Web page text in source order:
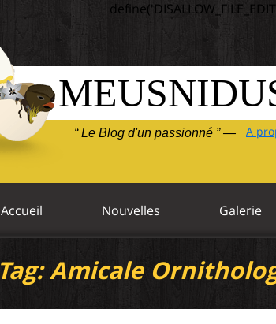
“ Le Blog d'un passionné ” — A
Accueil Nouvelles Galerie
Tag: Amicale